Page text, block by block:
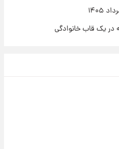
در یک قاب خانوادگی